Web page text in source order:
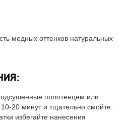
медных оттенков натуральных
полотенцем или
20 минут и тщательно смойте.
избегайте нанесения